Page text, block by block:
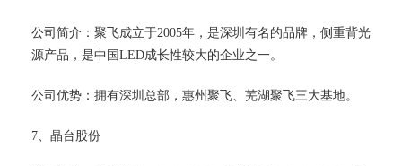
公司简介：聚飞成立于2005年，是深圳有名的品牌，侧重背光
源产品，是中国LED成长性较大的企业之一。
公司优势：拥有深圳总部，惠州聚飞、芜湖聚飞三大基地。
7、晶台股份